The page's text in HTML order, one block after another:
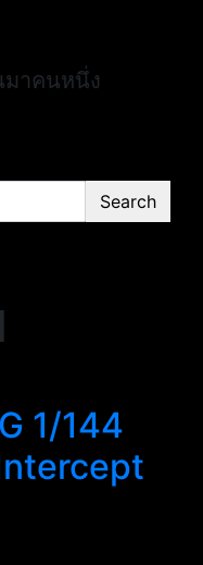
มาคนหนึ่ง
Search
1/144